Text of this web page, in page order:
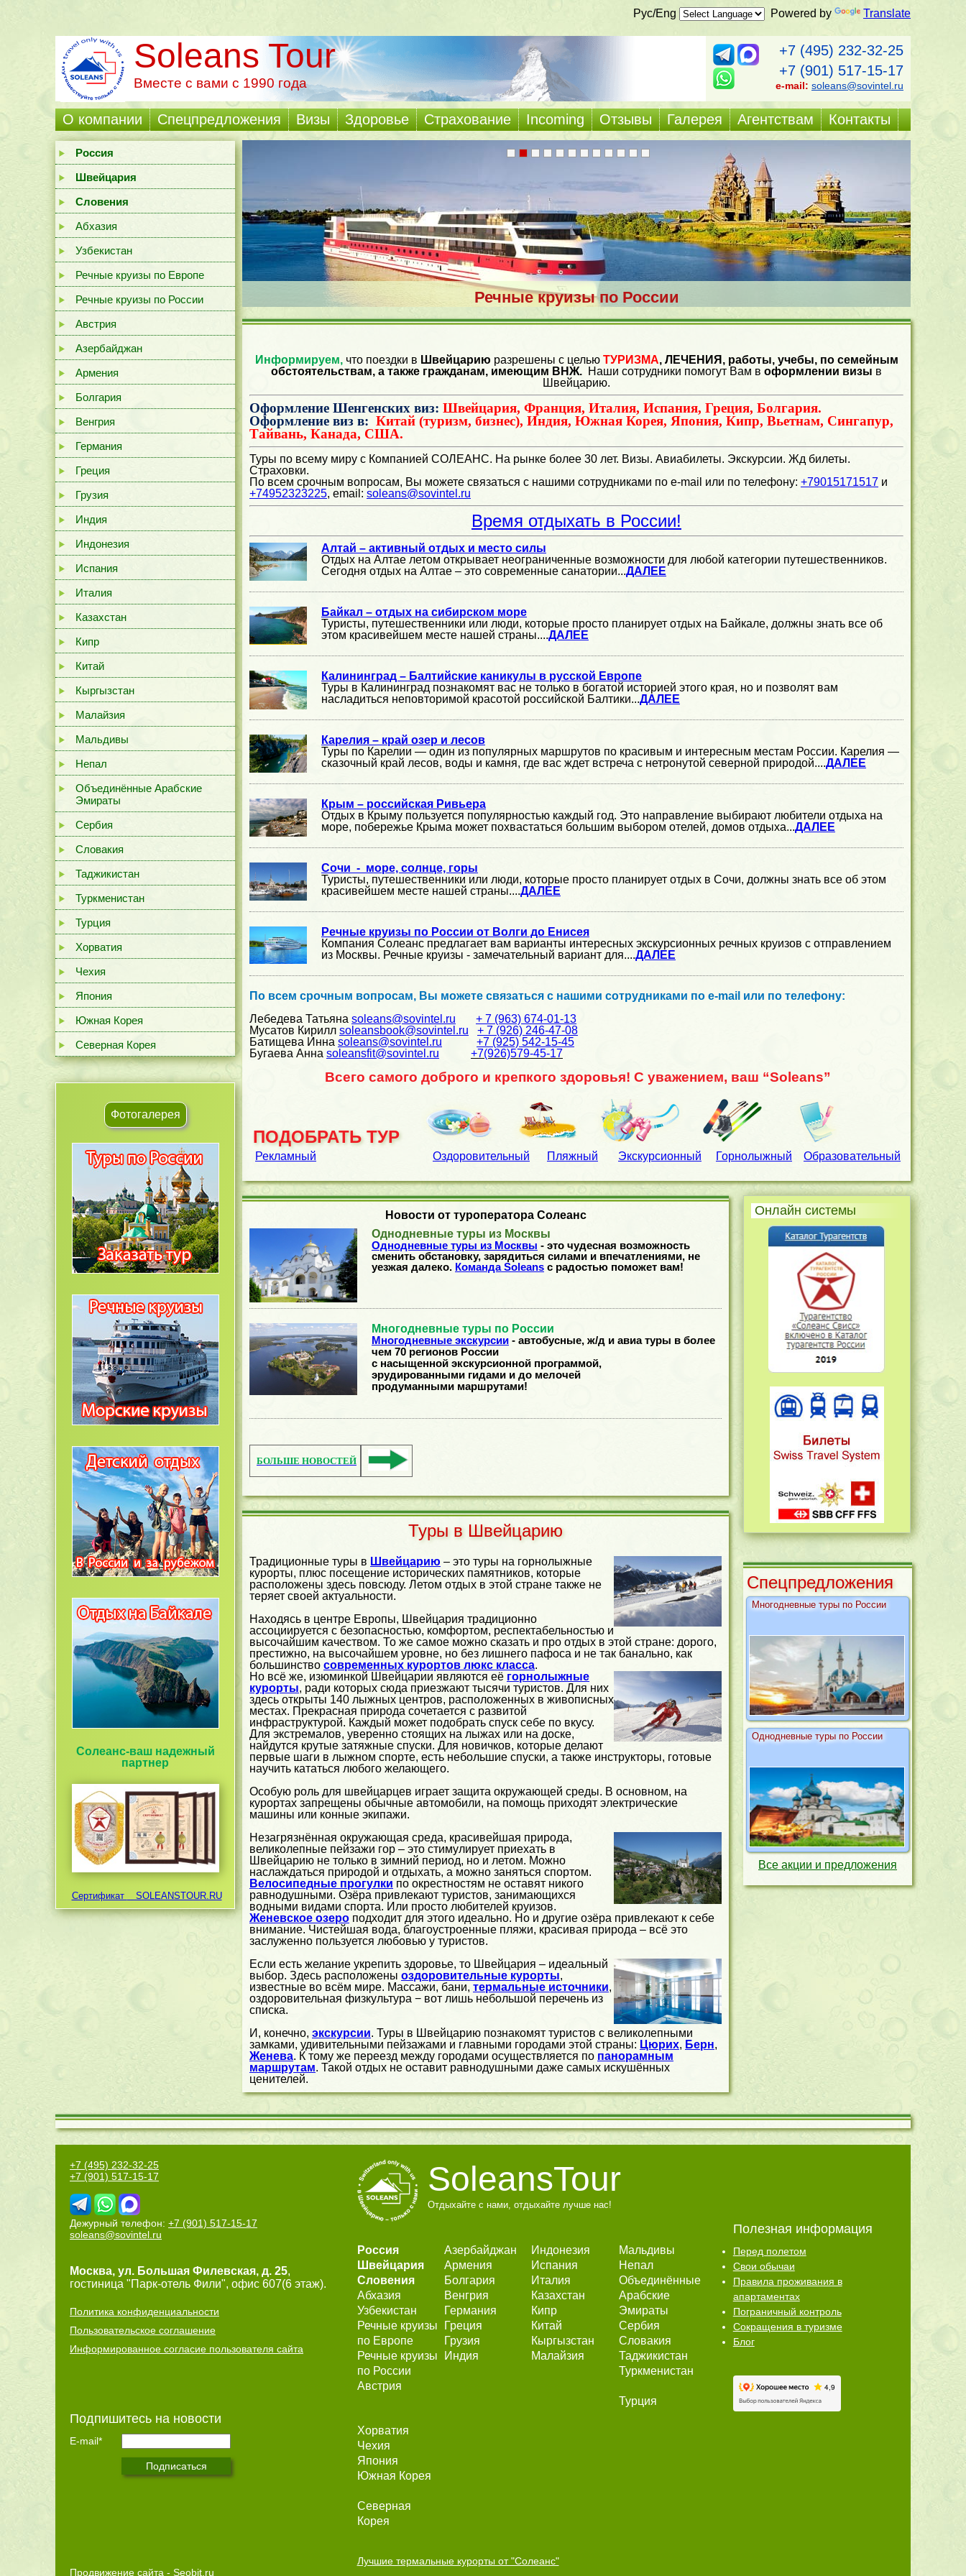
Рус/Eng Powered by Translate
Soleans Tour
Вместе с вами с 1990 года
+7 (495) 232-32-25
+7 (901) 517-15-17
e-mail: soleans@sovintel.ru
О компании Cпецпредложения Визы Здоровье Страхование Incoming Отзывы Галерея Агентствам Контакты
Россия
Швейцария
Словения
Абхазия
Узбекистан
Речные круизы по Европе
Речные круизы по России
Австрия
Азербайджан
Армения
Болгария
Венгрия
Германия
Греция
Грузия
Индия
Индонезия
Испания
Италия
Казахстан
Кипр
Китай
Кыргызстан
Малайзия
Мальдивы
Непал
Объединённые Арабские
Эмираты
Сербия
Словакия
Таджикистан
Туркменистан
Турция
Хорватия
Чехия
Япония
Южная Корея
Северная Корея
Фотогалерея
Солеанс-ваш надежный
партнер
Сертификат SOLEANSTOUR.RU
Речные круизы по России
Информируем,что поездки в Швейцарию разрешены с целью ТУРИЗМА, ЛЕЧЕНИЯ, работы, учебы, по семейным
обстоятельствам, а также гражданам, имеющим ВНЖ. Наши сотрудники помогут Вам в оформлении визы в
Швейцарию.
Оформление Шенгенских виз: Швейцария, Франция, Италия, Испания, Греция, Болгария.
Оформление виз в: Китай (туризм, бизнес), Индия, Южная Корея, Япония, Кипр, Вьетнам, Сингапур,
Тайвань, Канада, США.
Туры по всему миру с Компанией СОЛЕАНС. На рынке более 30 лет. Визы. Авиабилеты. Экскурсии. Жд билеты.
Страховки.
По всем срочным вопросам, Вы можете связаться с нашими сотрудниками по e-mail или по телефону: +79015171517 и
+74952323225, email: soleans@sovintel.ru
Время отдыхать в России!
Алтай – активный отдых и место силы
Отдых на Алтае летом открывает неограниченные возможности для любой категории путешественников.
Сегодня отдых на Алтае – это современные санатории...ДАЛЕЕ
Байкал – отдых на сибирском море
Туристы, путешественники или люди, которые просто планирует отдых на Байкале, должны знать все об
этом красивейшем месте нашей страны....ДАЛЕЕ
Калининград – Балтийские каникулы в русской Европе
Туры в Калининград познакомят вас не только в богатой историей этого края, но и позволят вам
насладиться неповторимой красотой российской Балтики...ДАЛЕЕ
Карелия – край озер и лесов
Туры по Карелии — один из популярных маршрутов по красивым и интересным местам России. Карелия —
сказочный край лесов, воды и камня, где вас ждет встреча с нетронутой северной природой....ДАЛЕЕ
Крым – российская Ривьера
Отдых в Крыму пользуется популярностью каждый год. Это направление выбирают любители отдыха на
море, побережье Крыма может похвастаться большим выбором отелей, домов отдыха...ДАЛЕЕ
Сочи - море, солнце, горы
Туристы, путешественники или люди, которые просто планирует отдых в Сочи, должны знать все об этом
красивейшем месте нашей страны....ДАЛЕЕ
Речные круизы по России от Волги до Енисея
Компания Солеанс предлагает вам варианты интересных экскурсионных речных круизов с отправлением
из Москвы. Речные круизы - замечательный вариант для....ДАЛЕЕ
По всем срочным вопросам, Вы можете связаться с нашими сотрудниками по e-mail или по телефону:
Лебедева Татьяна soleans@sovintel.ru
+ 7 (963) 674-01-13
Мусатов Кирилл soleansbook@sovintel.ru
+ 7 (926) 246-47-08
Батищева Инна soleans@sovintel.ru
+7 (925) 542-15-45
Бугаева Анна soleansfit@sovintel.ru +7(926)579-45-17
Всего самого доброго и крепкого здоровья! C уважением, ваш “Soleans”
ПОДОБРАТЬ ТУР
Оздоровительный Пляжный Экскурсионный Горнолыжный Образовательный
Рекламный
Новости от туроператора Солеанс
Однодневные туры из Москвы
Однодневные туры из Москвы - это чудесная возможность
сменить обстановку, зарядиться силами и впечатлениями, не
уезжая далеко. Команда Soleans с радостью поможет вам!
Многодневные туры по России
Многодневные экскурсии - автобусные, ж/д и авиа туры в более
чем 70 регионов России
с насыщенной экскурсионной программой,
эрудированными гидами и до мелочей
продуманными маршрутами!
БОЛЬШЕ НОВОСТЕЙ
Туры в Швейцарию
Традиционные туры в Швейцарию – это туры на горнолыжные
курорты, плюс посещение исторических памятников, которые
расположены здесь повсюду. Летом отдых в этой стране также не
теряет своей актуальности.
Находясь в центре Европы, Швейцария традиционно
ассоциируется с безопасностью, комфортом, респектабельностью и
высочайшим качеством. То же самое можно сказать и про отдых в этой стране: дорого,
престижно, на высочайшем уровне, но без лишнего пафоса и не так банально, как
большинство современных курортов люкс класса.
Но всё же, изюминкой Швейцарии являются её горнолыжные
курорты, ради которых сюда приезжают тысячи туристов. Для них
здесь открыты 140 лыжных центров, расположенных в живописных
местах. Прекрасная природа сочетается с развитой
инфраструктурой. Каждый может подобрать спуск себе по вкусу.
Для экстремалов, уверенно стоящих на лыжах или на доске,
найдутся крутые затяжные спуски. Для новичков, которые делают
первые шаги в лыжном спорте, есть небольшие спуски, а также инструкторы, готовые
научить кататься любого желающего.
Особую роль для швейцарцев играет защита окружающей среды. В основном, на
курортах запрещены обычные автомобили, на помощь приходят электрические
машины или конные экипажи.
Незагрязнённая окружающая среда, красивейшая природа,
великолепные пейзажи гор – это стимулирует приехать в
Швейцарию не только в зимний период, но и летом. Можно
наслаждаться природой и отдыхать, а можно заняться спортом.
Велосипедные прогулки по окрестностям не оставят никого
равнодушными. Озёра привлекают туристов, занимающихся
водными видами спорта. Или просто любителей круизов.
Женевское озеро подходит для этого идеально. Но и другие озёра привлекают к себе
внимание. Чистейшая вода, благоустроенные пляжи, красивая природа – всё это
заслуженно пользуется любовью у туристов.
Если есть желание укрепить здоровье, то Швейцария – идеальный
выбор. Здесь расположены оздоровительные курорты,
известные во всём мире. Массажи, бани, термальные источники,
оздоровительная физкультура − вот лишь небольшой перечень из
списка.
И, конечно, экскурсии. Туры в Швейцарию познакомят туристов с великолепными
замками, удивительными пейзажами и главными городами этой страны: Цюрих, Берн,
Женева. К тому же переезд между городами осуществляется по панорамным
маршрутам. Такой отдых не оставит равнодушными даже самых искушённых
ценителей.
Онлайн системы
Cпецпредложения
Многодневные туры по России
Однодневные туры по России
Все акции и предложения
+7 (495) 232-32-25
+7 (901) 517-15-17
Дежурный телефон: +7 (901) 517-15-17
soleans@sovintel.ru
Москва, ул. Большая Филевская, д. 25,
гостиница "Парк-отель Фили", офис 607(6 этаж).
Политика конфиденциальности
Пользовательское соглашение
Информированное согласие пользователя сайта
Подпишитесь на новости
E-mail*
SoleansTour
Отдыхайте с нами, отдыхайте лучше нас!
Россия
Швейцария
Словения
Абхазия
Узбекистан
Речные круизы
по Европе
Речные круизы
по России
Австрия
Азербайджан
Армения
Болгария
Венгрия
Германия
Греция
Грузия
Индия
Индонезия
Испания
Италия
Казахстан
Кипр
Китай
Кыргызстан
Малайзия
Мальдивы
Непал
Объединённые
Арабские
Эмираты
Сербия
Словакия
Таджикистан
Туркменистан
Турция
Хорватия
Чехия
Япония
Южная Корея
Северная
Корея
Лучшие термальные курорты от "Солеанс"
Полезная информация
Перед полетом
Свои обычаи
Правила проживания в
апартаментах
Пограничный контроль
Сокращения в туризме
Блог
Продвижение сайта - Seobit.ru